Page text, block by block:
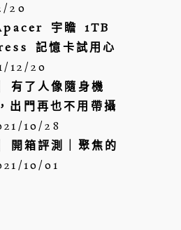
20
宇瞻 1TB
記憶卡試用心
12/20
了人像隨身機
出門再也不用帶攝
10/28
箱評測｜聚焦的
10/01